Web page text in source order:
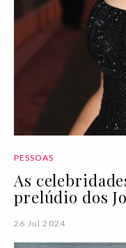
PESSOAS
As
prelúdio dos
26 Jul 2024